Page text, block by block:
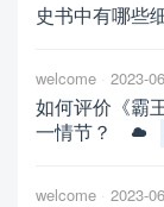
史书中有哪些
welcome 2023-
如何评价《霸
一情节？
welcome 2023-